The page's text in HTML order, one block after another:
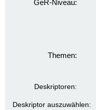
GeR-Niveau:
Themen:
Deskriptoren:
Deskriptor auszuwählen: